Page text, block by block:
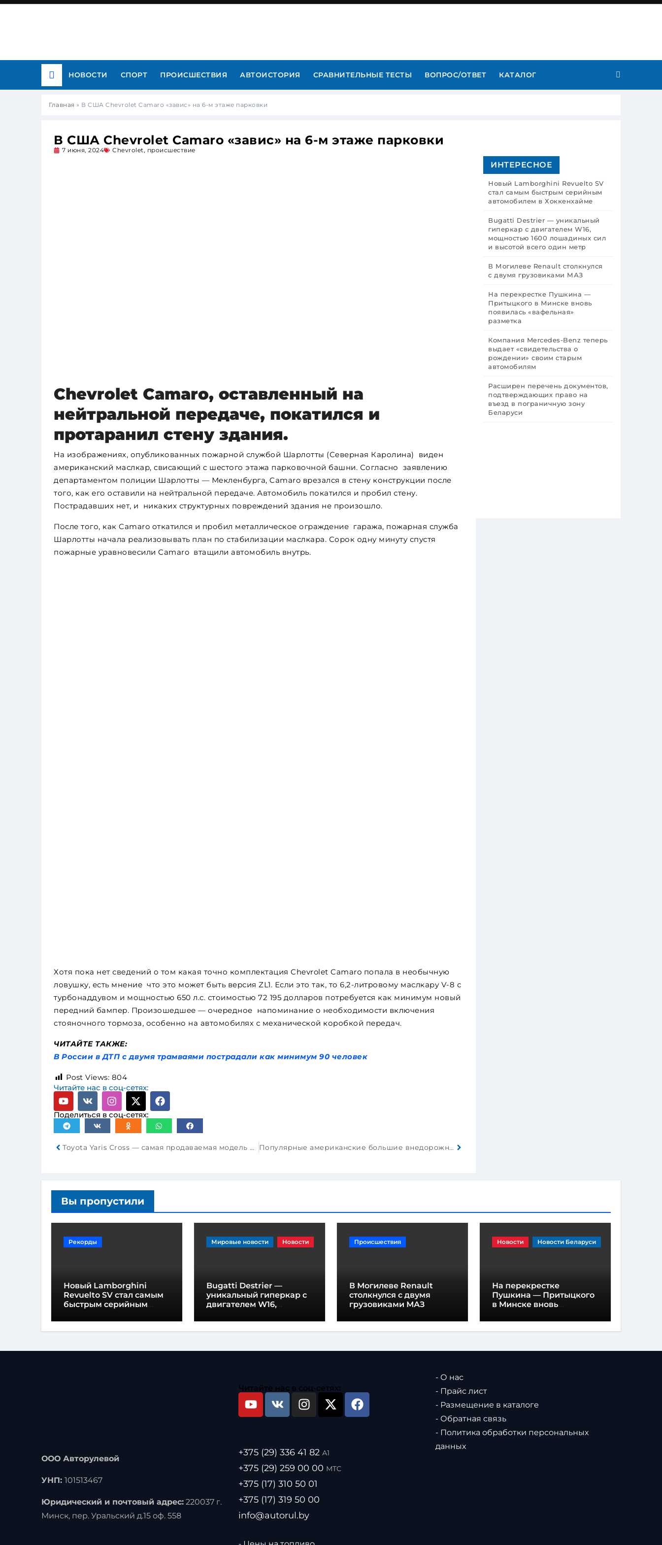
НОВОСТИ СПОРТ ПРОИСШЕСТВИЯ АВТОИСТОРИЯ СРАВНИТЕЛЬНЫЕ ТЕСТЫ ВОПРОС/ОТВЕТ КАТАЛОГ
Главная » В США Chevrolet Camaro «завис» на 6-м этаже парковки
В США Chevrolet Camaro «завис» на 6-м этаже парковки
7 июня, 2024 Chevrolet, происшествие
Chevrolet Camaro, оставленный на
нейтральной передаче, покатился и
протаранил стену здания.
На изображениях, опубликованных пожарной службой Шарлотты (Северная Каролина) виден
американский маслкар, свисающий с шестого этажа парковочной башни. Согласно заявлению
департаментом полиции Шарлотты — Мекленбурга, Camaro врезался в стену конструкции после
того, как его оставили на нейтральной передаче. Автомобиль покатился и пробил стену.
Пострадавших нет, и никаких структурных повреждений здания не произошло.
После того, как Camaro откатился и пробил металлическое ограждение гаража, пожарная служба
Шарлотты начала реализовывать план по стабилизации маслкара. Сорок одну минуту спустя
пожарные уравновесили Camaro втащили автомобиль внутрь.
Хотя пока нет сведений о том какая точно комплектация Chevrolet Camaro попала в необычную
ловушку, есть мнение что это может быть версия ZL1. Если это так, то 6,2-литровому маслкару V-8 с
турбонаддувом и мощностью 650 л.с. стоимостью 72 195 долларов потребуется как минимум новый
передний бампер. Произошедшее — очередное напоминание о необходимости включения
стояночного тормоза, особенно на автомобилях с механической коробкой передач.
ЧИТАЙТЕ ТАКЖЕ:
В России в ДТП с двумя трамваями пострадали как минимум 90 человек
Post Views: 804
Читайте нас в соц-сетях:
Поделиться в соц-сетях:
Toyota Yaris Cross — самая продаваемая модель B-SUV в Европе Популярные американские большие внедорожники «отстают» по стандартам безопасности
ИНТЕРЕСНОЕ
Новый Lamborghini Revuelto SV
стал самым быстрым серийным
автомобилем в Хоккенхайме
Bugatti Destrier — уникальный
гиперкар с двигателем W16,
мощностью 1600 лошадиных сил
и высотой всего один метр
В Могилеве Renault столкнулся
с двумя грузовиками МАЗ
На перекрестке Пушкина —
Притыцкого в Минске вновь
появилась «вафельная»
разметка
Компания Mercedes-Benz теперь
выдает «свидетельства о
рождении» своим старым
автомобилям
Расширен перечень документов,
подтверждающих право на
въезд в пограничную зону
Беларуси
Вы пропустили
Рекорды
Новый Lamborghini
Revuelto SV стал самым
быстрым серийным
Хоккенхайме
Мировые новости Новости
Bugatti Destrier —
уникальный гиперкар с
двигателем W16,
лошадиных сил и
высотой всего один метр
Происшествия
В Могилеве Renault
столкнулся с двумя
грузовиками МАЗ
Новости Новости Беларуси
На перекрестке
Пушкина — Притыцкого
в Минске вновь
разметка
ООО Авторулевой
УНП: 101513467
Юридический и почтовый адрес: 220037 г.
Минск, пер. Уральский д.15 оф. 558
Читайте нас в соц-сетях:
+375 (29) 336 41 82 А1
+375 (29) 259 00 00 МТС
+375 (17) 310 50 01
+375 (17) 319 50 00
info@autorul.by
- О нас
- Прайс лист
- Размещение в каталоге
- Обратная связь
- Политика обработки персональных
данных